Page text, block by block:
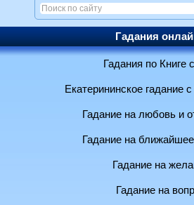
Гадания
Гадания по Книге
Екатерининское гадание
Гадание на любовь и
Гадание на
Гадание на
Гадание на